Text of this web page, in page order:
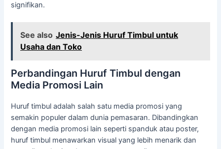
signifikan.
See also Jenis-Jenis Huruf Timbul untuk
Usaha dan Toko
Perbandingan Huruf Timbul dengan
Media Promosi Lain
Huruf timbul adalah salah satu media promosi yang
semakin populer dalam dunia pemasaran. Dibandingkan
dengan media promosi lain seperti spanduk atau poster,
huruf timbul menawarkan visual yang lebih menarik dan